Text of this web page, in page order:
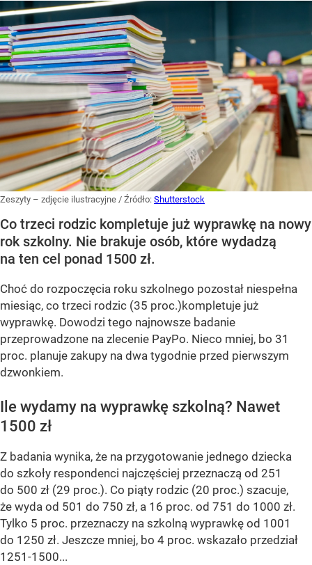
Zeszyty – zdjęcie ilustracyjne / Źródło: Shutterstock
Co trzeci rodzic kompletuje już wyprawkę na nowy
rok szkolny. Nie brakuje osób, które wydadzą
na ten cel ponad 1500 zł.
Choć do rozpoczęcia roku szkolnego pozostał niespełna
miesiąc, co trzeci rodzic (35 proc.)kompletuje już
wyprawkę. Dowodzi tego najnowsze badanie
przeprowadzone na zlecenie PayPo. Nieco mniej, bo 31
proc. planuje zakupy na dwa tygodnie przed pierwszym
dzwonkiem.
Ile wydamy na wyprawkę szkolną? Nawet
1500 zł
Z badania wynika, że na przygotowanie jednego dziecka
do szkoły respondenci najczęściej przeznaczą od 251
do 500 zł (29 proc.). Co piąty rodzic (20 proc.) szacuje,
że wyda od 501 do 750 zł, a 16 proc. od 751 do 1000 zł.
Tylko 5 proc. przeznaczy na szkolną wyprawkę od 1001
do 1250 zł. Jeszcze mniej, bo 4 proc. wskazało przedział
1251-1500...